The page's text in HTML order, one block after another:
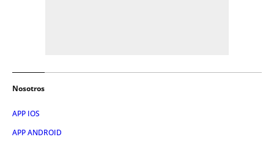
Nosotros
APP IOS
APP ANDROID